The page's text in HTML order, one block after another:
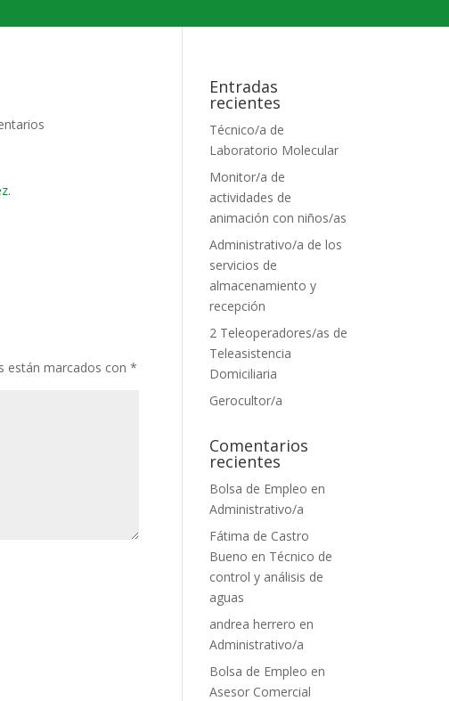
.
están marcados con *
Entradas
recientes
Técnico/a de
Laboratorio Molecular
Monitor/a de
actividades de
animación con niños/as
Administrativo/a de los
servicios de
almacenamiento y
recepción
2 Teleoperadores/as de
Teleasistencia
Domiciliaria
Gerocultor/a
Comentarios
recientes
Bolsa de Empleo en
Administrativo/a
Fátima de Castro
Bueno en Técnico de
control y análisis de
aguas
andrea herrero en
Administrativo/a
Bolsa de Empleo en
Asesor Comercial